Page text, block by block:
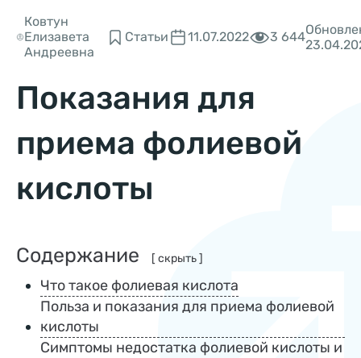
Ковтун
Елизавета
Андреевна
Статьи 11.07.2022 3 644
Показания для
приема фолиевой
кислоты
Содержание [ скрыть ]
Что такое фолиевая кислота
Польза и показания для приема фолиевой
кислоты
Симптомы недостатка фолиевой кислоты и